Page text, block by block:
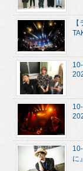
に